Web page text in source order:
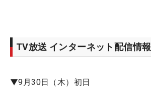
TV放送 インターネット配信情報
▼9月30日（木）初日